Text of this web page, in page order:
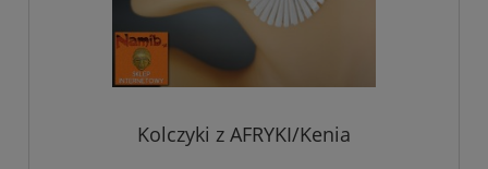
Kolczyki z AFRYKI/Kenia